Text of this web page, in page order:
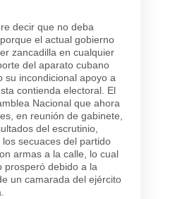
decir que no deba
el actual gobierno
zancadilla en cualquier
del aparato cubano
su incondicional apoyo a
contienda electoral. El
Nacional que ahora
en reunión de gabinete,
del escrutinio,
secuaces del partido
armas a la calle, lo cual
prosperó debido a la
un camarada del ejército